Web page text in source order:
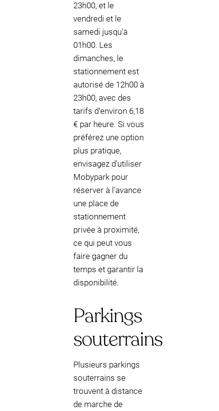
23h00, et le
vendredi et le
samedi jusqu'à
01h00. Les
dimanches, le
stationnement est
autorisé de 12h00 à
23h00, avec des
tarifs d'environ 6,18
€ par heure. Si vous
préférez une option
plus pratique,
envisagez d'utiliser
Mobypark pour
réserver à l'avance
une place de
stationnement
privée à proximité,
ce qui peut vous
faire gagner du
temps et garantir la
disponibilité.
Parkings
souterrains
Plusieurs parkings
souterrains se
trouvent à distance
de marche de